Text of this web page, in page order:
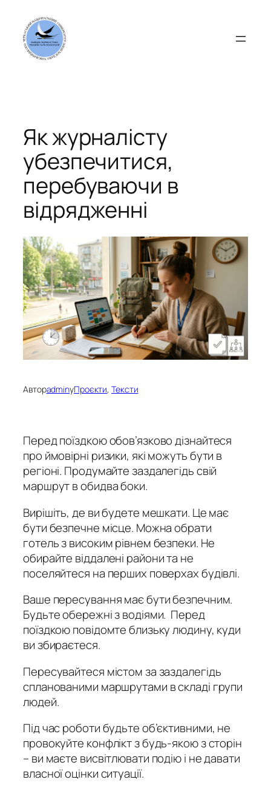
вмісту
Як журналісту
убезпечитися,
перебуваючи в
відрядженні
АвторadminуПроєкти, Тексти
Перед поїздкою обов’язково дізнайтеся
про ймовірні ризики, які можуть бути в
регіоні. Продумайте заздалегідь свій
маршрут в обидва боки.
Вирішіть, де ви будете мешкати. Це має
бути безпечне місце. Можна обрати
готель з високим рівнем безпеки. Не
обирайте віддалені райони та не
поселяйтеся на перших поверхах будівлі.
Ваше пересування має бути безпечним.
Будьте обережні з водіями. Перед
поїздкою повідомте близьку людину, куди
ви збираєтеся.
Пересувайтеся містом за заздалегідь
спланованими маршрутами в складі групи
людей.
Під час роботи будьте об’єктивними, не
провокуйте конфлікт з будь-якою з сторін
– ви маєте висвітлювати подію і не давати
власної оцінки ситуації.